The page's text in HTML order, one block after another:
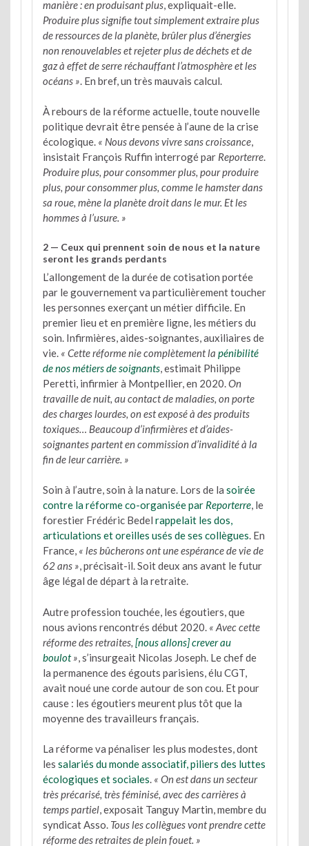
manière : en produisant plus , expliquait-elle.
Produire plus signifie tout simplement extraire plus
de ressources de la planète, brûler plus d’énergies
non renouvelables et rejeter plus de déchets et de
gaz à effet de serre réchauffant l’atmosphère et les
océans » . En bref, un très mauvais calcul.
À rebours de la réforme actuelle, toute nouvelle
politique devrait être pensée à l’aune de la crise
écologique. « Nous devons vivre sans croissance,
insistait François Ruffin interrogé par Reporterre.
Produire plus, pour consommer plus, pour produire
plus, pour consommer plus, comme le hamster dans
sa roue, mène la planète droit dans le mur. Et les
hommes à l’usure. »
2 — Ceux qui prennent soin de nous et la nature
seront les grands perdants
L’allongement de la durée de cotisation portée
par le gouvernement va particulièrement toucher
les personnes exerçant un métier difficile. En
premier lieu et en première ligne, les métiers du
soin. Infirmières, aides-soignantes, auxiliaires de
vie. « Cette réforme nie complètement la pénibilité
de nos métiers de soignants , estimait Philippe
Peretti, infirmier à Montpellier, en 2020. On
travaille de nuit, au contact de maladies, on porte
des charges lourdes, on est exposé à des produits
toxiques… Beaucoup d’infirmières et d’aides-
soignantes partent en commission d’invalidité à la
fin de leur carrière. »
Soin à l’autre, soin à la nature. Lors de la soirée
contre la réforme co-organisée par Reporterre, le
forestier Frédéric Bedel rappelait les dos,
articulations et oreilles usés de ses collègues. En
France, « les bûcherons ont une espérance de vie de
62 ans », précisait-il. Soit deux ans avant le futur
âge légal de départ à la retraite.
Autre profession touchée, les égoutiers, que
nous avions rencontrés début 2020. « Avec cette
réforme des retraites, [nous allons] crever au
boulot» , s’insurgeait Nicolas Joseph. Le chef de
la permanence des égouts parisiens, élu CGT,
avait noué une corde autour de son cou. Et pour
cause : les égoutiers meurent plus tôt que la
moyenne des travailleurs français.
La réforme va pénaliser les plus modestes, dont
les salariés du monde associatif, piliers des luttes
écologiques et sociales. « On est dans un secteur
très précarisé, très féminisé, avec des carrières à
temps partiel, exposait Tanguy Martin, membre du
syndicat Asso. Tous les collègues vont prendre cette
réforme des retraites de plein fouet. »